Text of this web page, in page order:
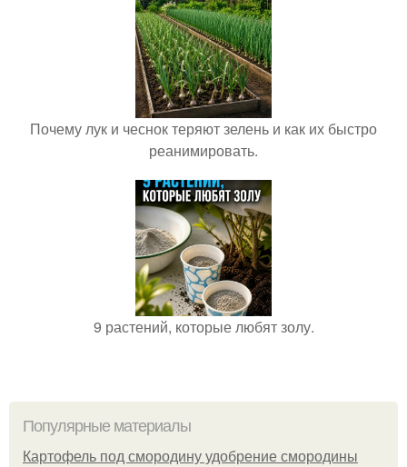
Почему лук и чеснок теряют зелень и как их быстро
реанимировать.
9 растений, которые любят золу.
Популярные материалы
Картофель под смородину удобрение смородины